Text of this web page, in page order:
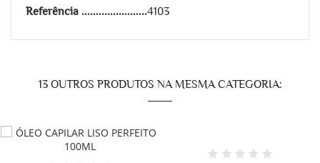
Referência 4103
13 OUTROS PRODUTOS NA MESMA CATEGORIA: